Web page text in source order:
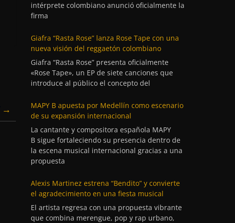
→
intérprete colombiano anunció oficialmente la
firma
Giafra “Rasta Rose” lanza Rose Tape con una
nueva visión del reggaetón colombiano
Giafra “Rasta Rose” presenta oficialmente
«Rose Tape», un EP de siete canciones que
introduce al público el concepto del
MAPY B apuesta por Medellín como escenario
de su expansión internacional
La cantante y compositora española MAPY
B sigue fortaleciendo su presencia dentro de
la escena musical internacional gracias a una
propuesta
Alexis Martinez estrena “Bendito” y convierte
el agradecimiento en una fiesta musical
El artista regresa con una propuesta vibrante
que combina merengue, pop y rap urbano,